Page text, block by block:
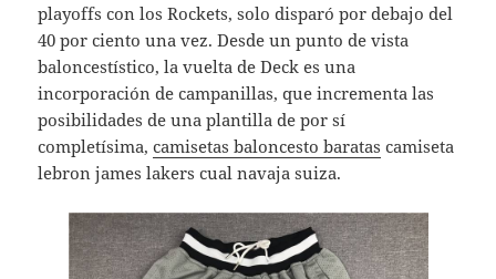
playoffs con los Rockets, solo disparó por debajo del
40 por ciento una vez. Desde un punto de vista
baloncestístico, la vuelta de Deck es una
incorporación de campanillas, que incrementa las
posibilidades de una plantilla de por sí
completísima,camisetas baloncesto baratas camiseta
lebron james lakers cual navaja suiza.